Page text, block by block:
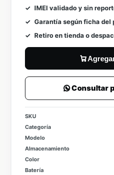
IMEI validado y sin
Garantía según ficha del
Retiro en tienda o
Consultar
SKU
Categoría
Modelo
Almacenamiento
Color
Batería